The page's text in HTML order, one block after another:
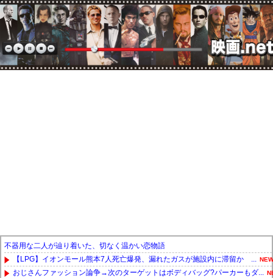
不器用な二人が辿り着いた、切なく温かい恋物語
【LPG】イオンモール熊本7人死亡爆発、漏れたガスが施設内に滞留か ...
おじさんファッション論争→次のターゲットはボディバッグ?パーカーもダ...